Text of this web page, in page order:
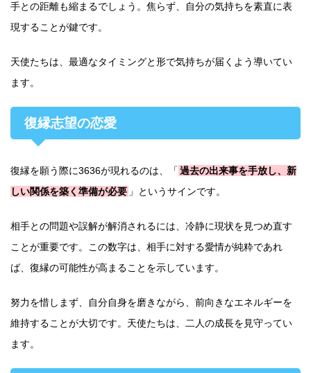
手との距離も縮まるでしょう。焦らず、自分の気持ちを素直に表
現することが鍵です。
天使たちは、最適なタイミングと形で気持ちが届くよう導いてい
ます。
復縁志望の恋愛
復縁を願う際に3636が現れるのは、「 過去の出来事を手放し、新
しい関係を築く準備が必要 」というサインです。
相手との問題や誤解が解消されるには、冷静に現状を見つめ直す
ことが重要です。この数字は、相手に対する愛情が純粋であれ
ば、復縁の可能性が高まることを示しています。
努力を惜しまず、自分自身を磨きながら、前向きなエネルギーを
維持することが大切です。天使たちは、二人の成長を見守ってい
ます。